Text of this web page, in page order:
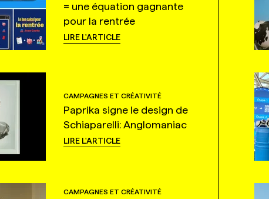
= une équation gagnante
pour la rentrée
LIRE L'ARTICLE
CAMPAGNES ET CRÉATIVITÉ
Paprika signe le design de
Schiaparelli: Anglomaniac
LIRE L'ARTICLE
CAMPAGNES ET CRÉATIVITÉ